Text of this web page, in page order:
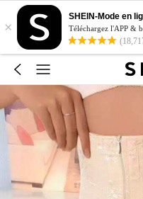
×
SHEIN-Mode en
Téléchargez l'APP &